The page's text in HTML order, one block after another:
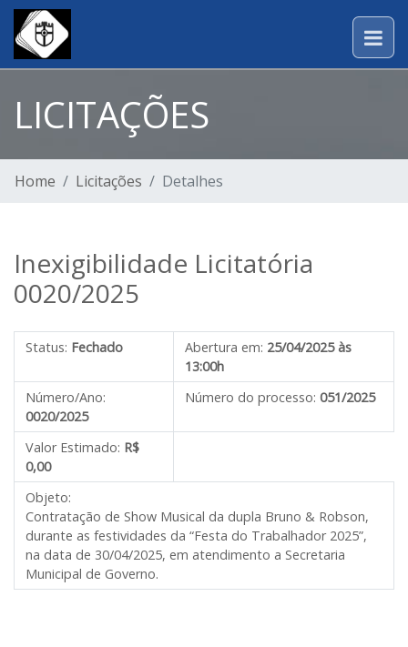
LICITAÇÕES
Home Licitações Detalhes
Inexigibilidade Licitatória
0020/2025
Status: Fechado Abertura em: 25/04/2025 às
13:00h
Número/Ano:
0020/2025
Número do processo: 051/2025
Valor Estimado: R$
0,00
Objeto:
Contratação de Show Musical da dupla Bruno & Robson,
durante as festividades da “Festa do Trabalhador 2025”,
na data de 30/04/2025, em atendimento a Secretaria
Municipal de Governo.